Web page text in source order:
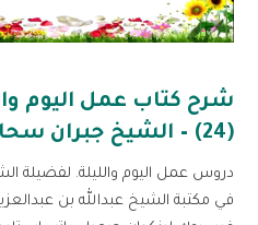
شرح كتاب عمل اليوم
(24) – الشيخ جبران سحاري
دروس عمل اليوم والليلة. لفضيلة